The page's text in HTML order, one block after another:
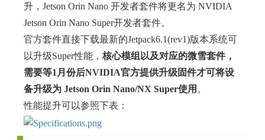
升，Jetson Orin Nano 开发者套件将更名为 NVIDIA
Jetson Orin Nano Super开发者套件。
官方套件直接下载最新的Jetpack6.1(rev1)版本系统可
以升级Super性能， 核心模组以及对应的微雪套件，
需要等1月份后NVIDIA官方提供升级固件才可将设
备升级为 Jetson Orin Nano/NX Super使用 。
性能提升可以参照下表：